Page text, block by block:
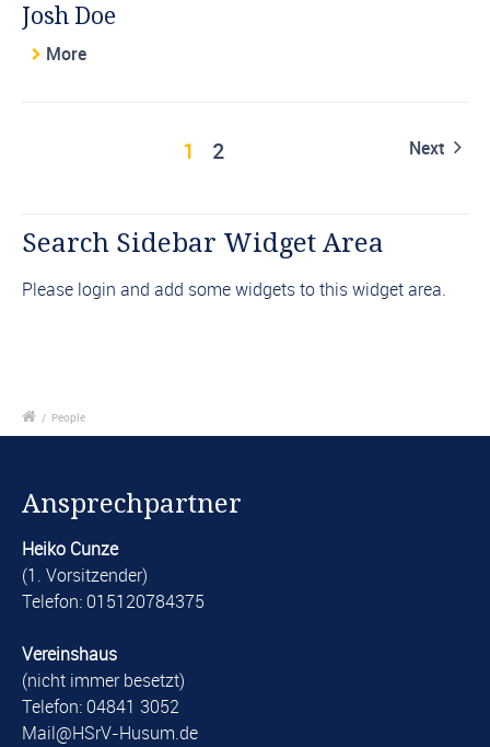
Josh Doe
More
1 2 Next
Search Sidebar Widget Area
Please login and add some widgets to this widget area.
/ People
Ansprechpartner
Heiko Cunze
(1. Vorsitzender)
Telefon: 015120784375
Vereinshaus
(nicht immer besetzt)
Telefon: 04841 3052
​Mail@HSrV-Husum.de​